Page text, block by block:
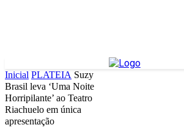
Inicial PLATEIA Suzy
Brasil leva ‘Uma Noite
Horripilante’ ao Teatro
Riachuelo em única
apresentação